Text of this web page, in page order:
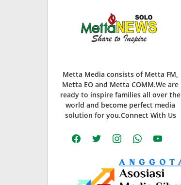
Metta Media consists of Metta FM,
Metta EO and Metta COMM.We are
ready to inspire families all over the
world and become perfect media
solution for you.Connect With Us
facebooktwitter instagramwhatsappyoutube